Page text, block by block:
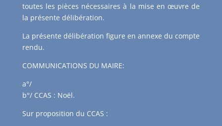
toutes les pièces nécessaires à la mise en œuvre de
la présente délibération.
La présente délibération figure en annexe du compte
rendu.
COMMUNICATIONS DU MAIRE:
a°/
b°/ CCAS : Noël.
Sur proposition du CCAS :